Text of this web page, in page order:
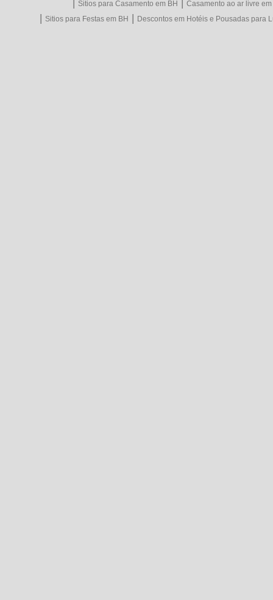
Sitios para Casamento em BH Casamento ao ar livre em
| Sitios para Festas em BH | Descontos em Hotéis e Pousadas para